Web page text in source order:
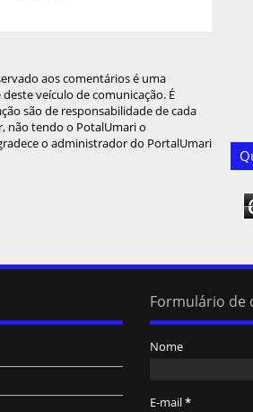
aos comentários é uma
veículo de comunicação. É
são de responsabilidade de cada
não tendo o PotalUmari o
o administrador do PortalUmari
Formulário de
Nome
E-mail*